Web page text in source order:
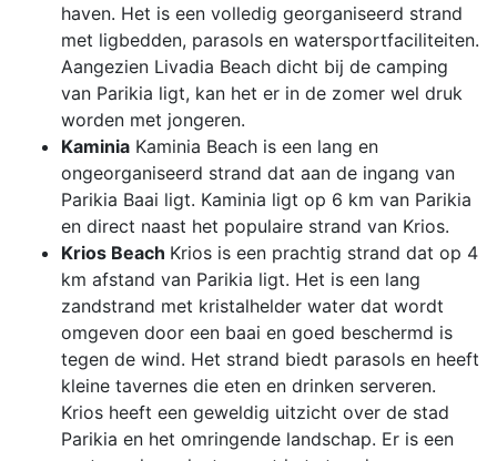
haven. Het is een volledig georganiseerd strand
met ligbedden, parasols en watersportfaciliteiten.
Aangezien Livadia Beach dicht bij de camping
van Parikia ligt, kan het er in de zomer wel druk
worden met jongeren.
Kaminia Kaminia Beach is een lang en
ongeorganiseerd strand dat aan de ingang van
Parikia Baai ligt. Kaminia ligt op 6 km van Parikia
en direct naast het populaire strand van Krios.
Krios Beach Krios is een prachtig strand dat op 4
km afstand van Parikia ligt. Het is een lang
zandstrand met kristalhelder water dat wordt
omgeven door een baai en goed beschermd is
tegen de wind. Het strand biedt parasols en heeft
kleine tavernes die eten en drinken serveren.
Krios heeft een geweldig uitzicht over de stad
Parikia en het omringende landschap. Er is een